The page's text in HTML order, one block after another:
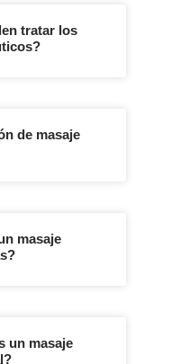
tratar los
de masaje
masaje
un masaje